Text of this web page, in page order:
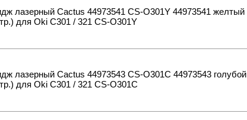
лазерный Cactus 44973541 CS-O301Y 44973541 желтый
для Oki C301 / 321 CS-O301Y
лазерный Cactus 44973543 CS-O301C 44973543 голубой
для Oki C301 / 321 CS-O301C